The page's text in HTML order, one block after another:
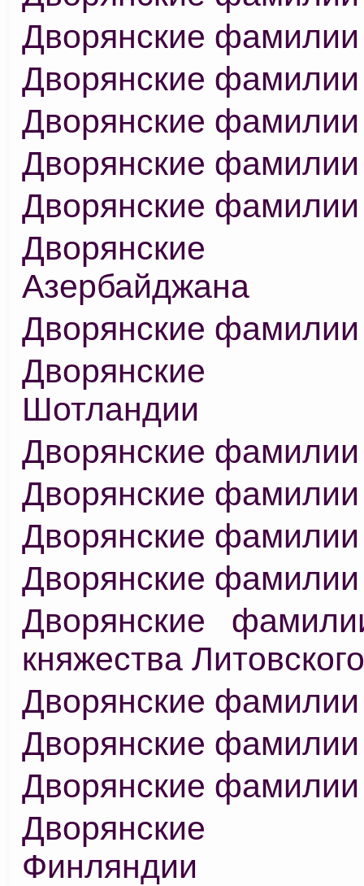
Дворянские
Дворянские
Дворянские фамилии
Дворянские
Дворянские
Дворянские
Азербайджана
Дворянские фамилии
Дворянские
Шотландии
Дворянские
Дворянские
Дворянские
Дворянские
Дворянские
княжества Литовского
Дворянские
Дворянские
Дворянские фамилии
Дворянские
Финляндии